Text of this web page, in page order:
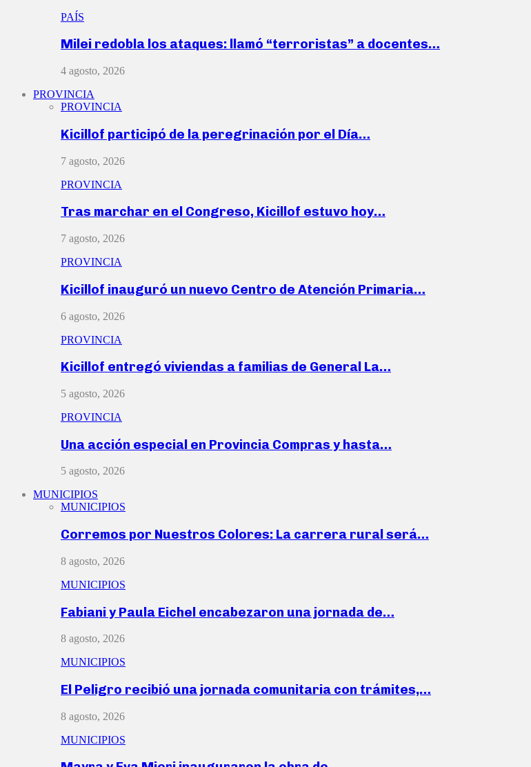
PAÍS
Milei redobla los ataques: llamó “terroristas” a docentes…
4 agosto, 2026
PROVINCIA
PROVINCIA
Kicillof participó de la peregrinación por el Día…
7 agosto, 2026
PROVINCIA
Tras marchar en el Congreso, Kicillof estuvo hoy…
7 agosto, 2026
PROVINCIA
Kicillof inauguró un nuevo Centro de Atención Primaria…
6 agosto, 2026
PROVINCIA
Kicillof entregó viviendas a familias de General La…
5 agosto, 2026
PROVINCIA
Una acción especial en Provincia Compras y hasta…
5 agosto, 2026
MUNICIPIOS
MUNICIPIOS
Corremos por Nuestros Colores: La carrera rural será…
8 agosto, 2026
MUNICIPIOS
Fabiani y Paula Eichel encabezaron una jornada de…
8 agosto, 2026
MUNICIPIOS
El Peligro recibió una jornada comunitaria con trámites,…
8 agosto, 2026
MUNICIPIOS